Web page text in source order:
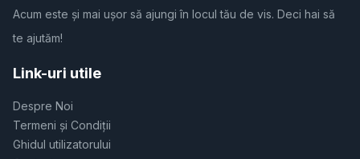
Acum este și mai ușor să ajungi în locul tău de vis. Deci hai să
te ajutăm!
Link-uri utile
Despre Noi
Termeni și Condiții
Ghidul utilizatorului